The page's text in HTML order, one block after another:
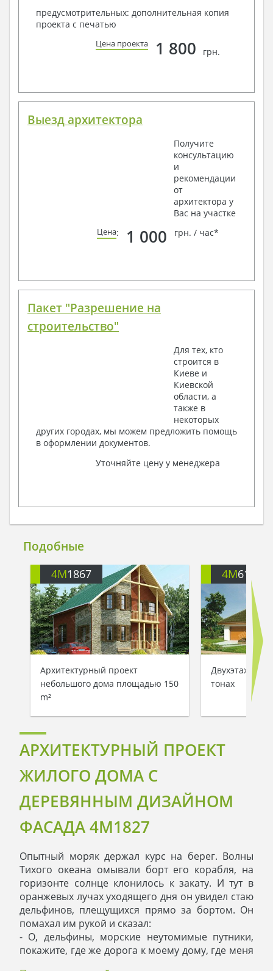
предусмотрительных: дополнительная копия
проекта с печатью
Цена проекта 1 800 грн.
Выезд архитектора
Получите
консультацию
и
рекомендации
от
архитектора у
Вас на участке
Цена: 1 000 грн. / час*
Пакет "Разрешение на
строительство"
Для тех, кто
строится в
Киеве и
Киевской
области, а
также в
некоторых
других городах, мы можем предложить помощь
в оформлении документов.
Уточняйте цену у менеджера
Подобные
4M1867
Архитектурный проект
небольшого дома площадью 150
m²
4M6174
Двухэтажный
тонах
АРХИТЕКТУРНЫЙ ПРОЕКТ
ЖИЛОГО ДОМА С
ДЕРЕВЯННЫМ ДИЗАЙНОМ
ФАСАДА 4M1827
Опытный моряк держал курс на берег. Волны
Тихого океана омывали борт его корабля, на
горизонте солнце клонилось к закату. И тут в
оранжевых лучах уходящего дня он увидел стаю
дельфинов, плещущихся прямо за бортом. Он
помахал им рукой и сказал:
- О, дельфины, морские неутомимые путники,
покажите, где же дорога к моему дому, где меня